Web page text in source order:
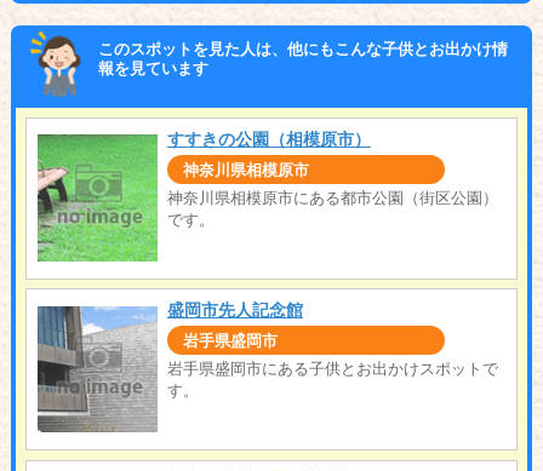
このスポットを見た人は、他にもこんな子供とお出かけ情
報を見ています
すすきの公園（相模原市）
神奈川県相模原市
神奈川県相模原市にある都市公園（街区公園）
です。
盛岡市先人記念館
岩手県盛岡市
岩手県盛岡市にある子供とお出かけスポットで
す。